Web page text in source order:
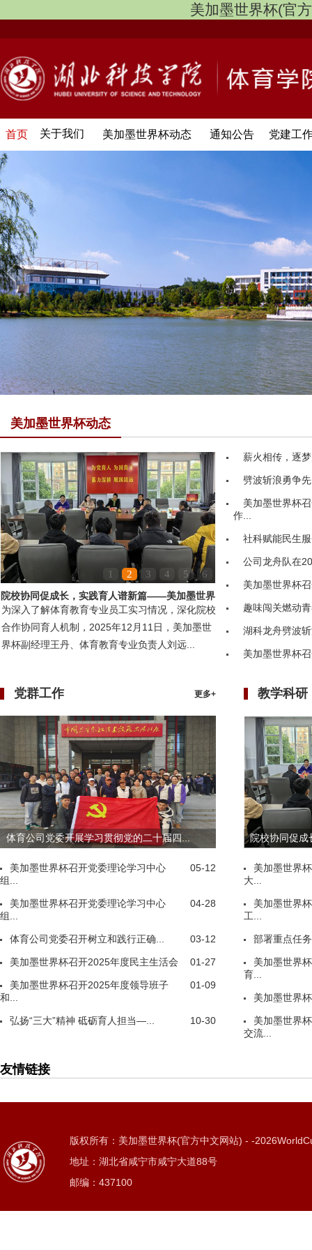
美加墨世界杯(官
首页 关于我们 美加墨世界杯动态 通知公告 党建工
美加墨世界杯动态
1 2 3 4 5
6
院校协同促成长，实践育人谱新篇——美加墨世界
杯领导赴嘉鱼县第...
为深入了解体育教育专业员工实习情况，深化院校
合作协同育人机制，2025年12月11日，美加墨世
界杯副经理王丹、体育教育专业负责人刘远...
薪火相传，逐
劈波斩浪勇争
美加墨世界杯
作...
社科赋能民生
公司龙舟队在
美加墨世界杯
趣味闯关燃动
湖科龙舟劈波
美加墨世界杯
更多+
党群工作
体育公司党委开展学习贯彻党的二十届四...
05-12
美加墨世界杯召开党委理论学习中心
组...
04-28
美加墨世界杯召开党委理论学习中心
组...
03-12
体育公司党委召开树立和践行正确...
01-27
美加墨世界杯召开2025年度民主生活会
01-09
美加墨世界杯召开2025年度领导班子
和...
10-30
弘扬“三大”精神 砥砺育人担当—...
教学科研
院校协同促
美加墨世界
大...
美加墨世界
工...
部署重点任
美加墨世界
育...
美加墨世界
美加墨世界
交流...
友情链接
版权所有：美加墨世界杯(官方中文网站) - -
地址：湖北省咸宁市咸宁大道88号
邮编：437100